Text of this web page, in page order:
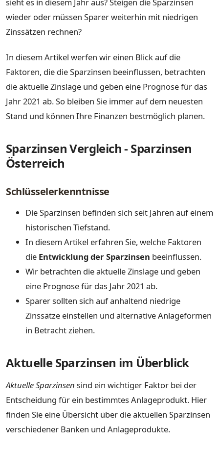
sieht es in diesem Jahr aus? Steigen die Sparzinsen
wieder oder müssen Sparer weiterhin mit niedrigen
Zinssätzen rechnen?
In diesem Artikel werfen wir einen Blick auf die
Faktoren, die die Sparzinsen beeinflussen, betrachten
die aktuelle Zinslage und geben eine Prognose für das
Jahr 2021 ab. So bleiben Sie immer auf dem neuesten
Stand und können Ihre Finanzen bestmöglich planen.
Sparzinsen Vergleich - Sparzinsen
Österreich
Schlüsselerkenntnisse
Die Sparzinsen befinden sich seit Jahren auf einem
historischen Tiefstand.
In diesem Artikel erfahren Sie, welche Faktoren
die Entwicklung der Sparzinsen beeinflussen.
Wir betrachten die aktuelle Zinslage und geben
eine Prognose für das Jahr 2021 ab.
Sparer sollten sich auf anhaltend niedrige
Zinssätze einstellen und alternative Anlageformen
in Betracht ziehen.
Aktuelle Sparzinsen im Überblick
Aktuelle Sparzinsen sind ein wichtiger Faktor bei der
Entscheidung für ein bestimmtes Anlageprodukt. Hier
finden Sie eine Übersicht über die aktuellen Sparzinsen
verschiedener Banken und Anlageprodukte.